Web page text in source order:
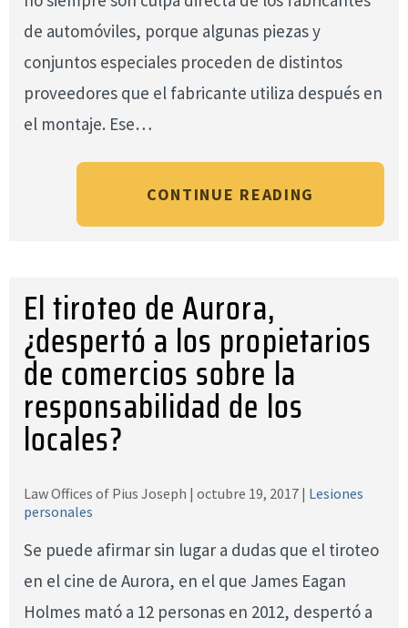
de automóviles, porque algunas piezas y
conjuntos especiales proceden de distintos
proveedores que el fabricante utiliza después en
el montaje. Ese…
CONTINUE READING
El tiroteo de Aurora,
¿despertó a los propietarios
de comercios sobre la
responsabilidad de los
locales?
Law Offices of Pius Joseph | octubre 19, 2017 | Lesiones
personales
Se puede afirmar sin lugar a dudas que el tiroteo
en el cine de Aurora, en el que James Eagan
Holmes mató a 12 personas en 2012, despertó a